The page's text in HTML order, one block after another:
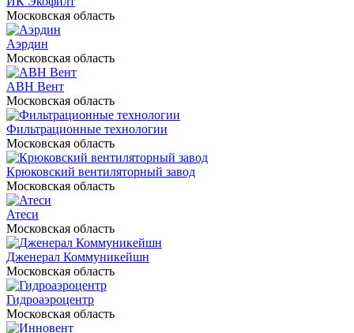
Московская область
Аэрдин
Московская область
АВН Вент
Московская область
Фильтрационные технологии
Московская область
Крюковский вентиляторный завод
Московская область
Атеси
Московская область
Дженерал Коммуникейшн
Московская область
Гидроаэроцентр
Московская область